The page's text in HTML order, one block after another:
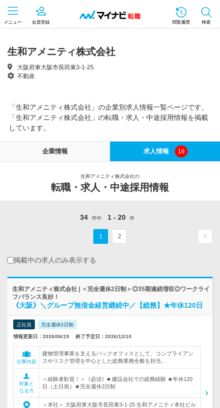
メニュー 会員登録 閲覧履歴 検索
生和アメニティ株式会社
大阪府東大阪市長田東3-1-25
不動産
「生和アメニティ株式会社」の企業別求人情報一覧ページです。
「生和アメニティ株式会社」の転職・求人・中途採用情報を掲載
しています。
企業情報 求人情報 18
生和アメニティ株式会社の
転職・求人・中途採用情報
34 件中 1 - 20 件
1 2
掲載中の求人のみ表示する
生和アメニティ株式会社 | ＜完全週休2日制＞◎35期連続増収◎ワークライ
フバランス良好！
《大阪》＼グループ無借金経営継続中／【総務】★年休120日
正社員 完全週休2日制
情報更新日：2026/06/19 終了予定日：2026/12/10
仕事内容
建物管理事業を支えるバックオフィスとして、コンプライアン
スやリスク管理を中心とした総務業務全般を担当。
対象と
なる方
＜経験者歓迎！＞《必須》■ 建設会社での総務経験 ★年休120
日（土日祝）★完全週休2日制
＜本社＞ 大阪府東大阪市長田東3-1-25 生和アメニティ本社ビル